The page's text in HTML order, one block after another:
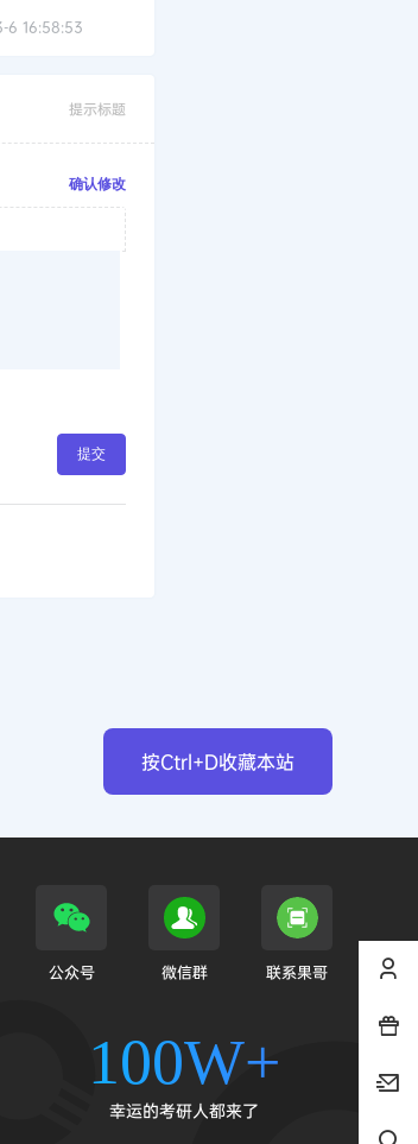
6 16:58:53
提示标题
确认修改
提交
按Ctrl+D收藏本站
公众号 微信群 联系果哥
100W+
幸运的考研人都来了